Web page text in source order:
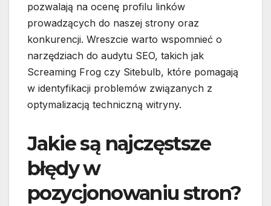
pozwalają na ocenę profilu linków
prowadzących do naszej strony oraz
konkurencji. Wreszcie warto wspomnieć o
narzędziach do audytu SEO, takich jak
Screaming Frog czy Sitebulb, które pomagają
w identyfikacji problemów związanych z
optymalizacją techniczną witryny.
Jakie są najczęstsze
błędy w
pozycjonowaniu stron?